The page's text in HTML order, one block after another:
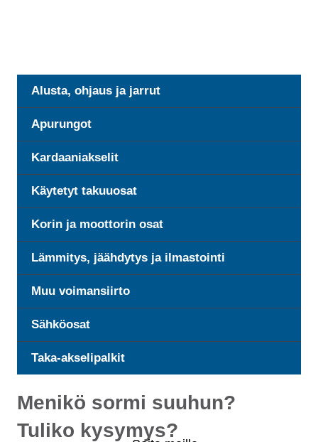
Alusta, ohjaus ja jarrut
Apurungot
Kardaaniakselit
Käytetyt takuuosat
Korin ja moottorin osat
Lämmitys, jäähdytys ja ilmastointi
Muu voimansiirto
Sähköosat
Taka-akselipalkit
Menikö sormi suuhun?
Tuliko kysymys?